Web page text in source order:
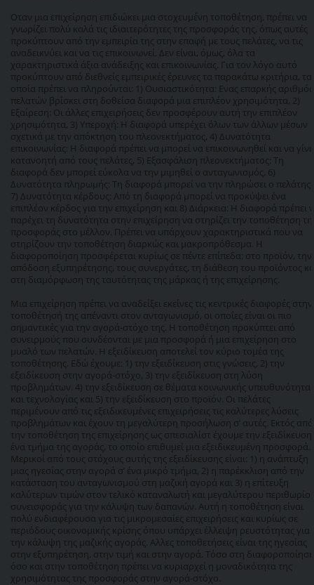
Οταν μια επιχείρηση επιδιώκει μια στοχευμένη τοποθέτηση, πρέπει να
γνωρίζει πολύ καλά τις ιδιαιτερότητες της προσφοράς της, όπως αυτές
προκύπτουν από την εμπειρία της στην επαφή με τους πελάτες, να τις
αναδεικνύει και να τις επικοινωνεί. Δεν είναι, όμως, όλα τα
χαρακτηριστικά άξια ανάδειξης και επικοινωνίας. Για τον λόγο αυτό
προκύπτουν από διεθνείς εμπειρικές έρευνες τα παρακάτω κριτήρια, τα
οποία πρέπει να πληρούνται: 1) Ουσιαστικότητα: Ενας επαρκής αριθμός
πελατών βρίσκει στη δοθείσα διαφορά μια επιπλέον χρησιμότητα, 2)
Εξαίρεση: Οι άλλες επιχειρήσεις δεν προσφέρουν αυτή την επιπλέον
χρησιμότητα, 3) Υπεροχή: Η διαφορά υπερέχει όλων των άλλων μέσων
σχετικά με την απόκτηση του πλεονεκτήματος, 4) Δυνατότητα
επικοινωνίας: Η διαφορά πρέπει να μπορεί να επικοινωνηθεί και να
κατανοητή από τους πελάτες, 5) Εξασφάλιση πλεονεκτήματος: Τη
διαφορά δεν μπορεί εύκολα να την μιμηθεί ο ανταγωνισμός, 6)
Δυνατότητα πληρωμής: Τη διαφορά μπορεί να την πληρώσει ο πελάτης,
7) Δυνατότητα κέρδους: Από τη διαφορά μπορεί να προκύψει ένα
επιπλέον κέρδος για την επιχείρηση και 8) Διάρκεια: Η διαφορά πρέπει
παρέχει τη δυνατότητα στην επιχείρηση να στηρίζει την τοποθέτηση
προσφοράς στο μέλλον. Πρέπει να υπάρχουν χαρακτηριστικά που να
στηρίζουν την τοποθέτηση διαρκώς και μακροπρόθεσμα. Η
διαφοροποίηση προσφέρεται κυρίως σε πέντε επίπεδα: στο προϊόν, την
απόδοση εξυπηρέτησης, τους συνεργάτες, τη διάθεση του προϊόντος
στη διαμόρφωση της ταυτότητας της μάρκας ή της επιχείρησης.
Μια επιχείρηση πρέπει να αναδείξει εκείνες τις κεντρικές διαφορές στην
τοποθέτησή της απέναντι στον ανταγωνισμό, οι οποίες είναι οι πιο
σημαντικές για την αγορά-στόχο της. Η τοποθέτηση προκύπτει από
συνειρμούς που συνδέονται με μια προσφορά ή μια επιχείρηση στο
μυαλό των πελατών. Η εξειδίκευση αποτελεί τον κύριο τομέα της
τοποθέτησης. Εδώ έχουμε: 1) την εξειδίκευση στις γνώσεις, 2) την
εξειδίκευση στην αγορά-στόχο, 3) την εξειδίκευση στη λύση
προβλημάτων. 4) την εξειδίκευση σε θέματα κοινωνικής υπευθυνότητας
και τεχνολογίας και 5) την εξειδίκευση στο προϊόν. Οι πελάτες
περιμένουν από τις εξειδικευμένες επιχειρήσεις τις καλύτερες λύσεις
προβλημάτων και έχουν τη μεγαλύτερη προσήλωση σ’ αυτές. Εκτός από
την τοποθέτηση της επιχείρησης ως σπεσιαλίστ έχουμε την εξειδίκευση
ένα τμήμα της αγοράς, το οποίο επιθυμεί μια εξειδικευμένη προσφορά.
Μερικοί από τους στόχους αυτής της εξειδίκευσης είναι: 1) η ανάπτυξη
μιας ηγεσίας στην αγορά σ’ ένα μικρό τμήμα, 2) η παρέκκλιση από την
κατάσταση του ανταγωνισμού στη μαζική αγορά και 3) η επίτευξη
καλύτερων τιμών στον τελικό καταναλωτή και μεγαλύτερου
συνεισφοράς για την κάλυψη των δαπανών. Αυτή η τοποθέτηση είναι
πολύ ενδιαφέρουσα για τις μικρομεσαίες επιχειρήσεις και κυρίως σε
περιόδους οικονομικής κρίσης όπου υπάρχει έλλειψη ρευστότητας για
την κάλυψη της μαζικής αγοράς. Αλλες τοποθετήσεις είναι της ηγεσίας
στην εξυπηρέτηση, στην τιμή και στην αγορά. Τόσο στη διαφοροποίηση
όσο και στην τοποθέτηση πρέπει να κυριαρχεί η μοναδικότητα της
χρησιμότητας της προσφοράς στην αγορά-στόχο.